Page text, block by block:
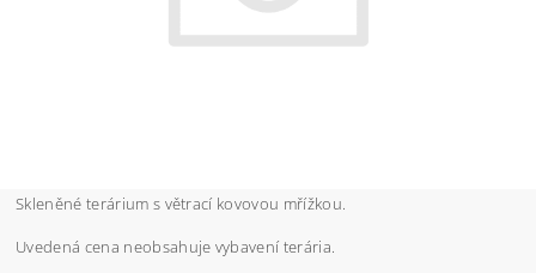
Skleněné terárium s větrací kovovou mřížkou.
Uvedená cena neobsahuje vybavení terária.